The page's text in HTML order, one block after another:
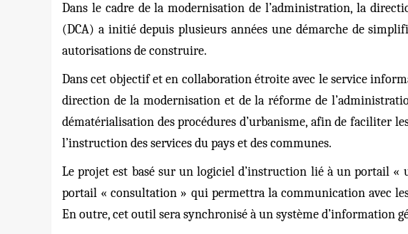
Dans le cadre de la modernisation de l’administration, la
(DCA) a initié depuis plusieurs années une démarche de
autorisations de construire.
Dans cet objectif et en collaboration étroite avec le service
direction de la modernisation et de la réforme de
dématérialisation des procédures d’urbanisme, afin de faciliter
l’instruction des services du pays et des communes.
Le projet est basé sur un logiciel d’instruction lié à un portail «
portail « consultation » qui permettra la communication avec
En outre, cet outil sera synchronisé à un système d’information